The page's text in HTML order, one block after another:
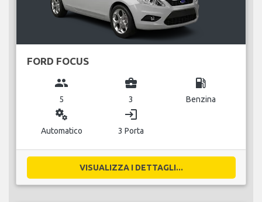
FORD FOCUS
group
5
business_center
3
local_gas_station
Benzina
miscellaneous_services
Automatico
login
3 Porta
VISUALIZZA I DETTAGLI...